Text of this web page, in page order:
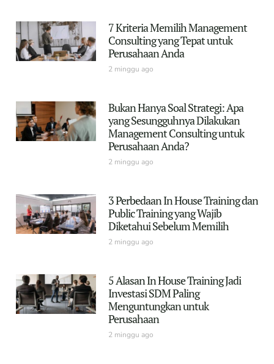
7 Kriteria Memilih Management
Consulting yang Tepat untuk
Perusahaan Anda
2 minggu ago
Bukan Hanya Soal Strategi: Apa
yang Sesungguhnya Dilakukan
Management Consulting untuk
Perusahaan Anda?
2 minggu ago
3 Perbedaan In House Training dan
Public Training yang Wajib
Diketahui Sebelum Memilih
2 minggu ago
5 Alasan In House Training Jadi
Investasi SDM Paling
Menguntungkan untuk
Perusahaan
2 minggu ago